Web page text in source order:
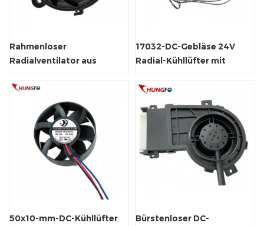
Rahmenloser
Radialventilator aus
Belüftung
17032-DC-Gebläse 24V
Radial-Kühllüfter mit
50x10-mm-DC-Kühllüfter
Bürstenloser DC-